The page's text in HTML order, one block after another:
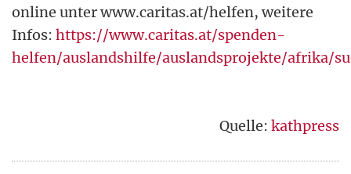
online unter www.caritas.at/helfen, weitere
Infos: https://www.caritas.at/spenden-
helfen/auslandshilfe/auslandsprojekte/afrika/
Quelle: kathpress